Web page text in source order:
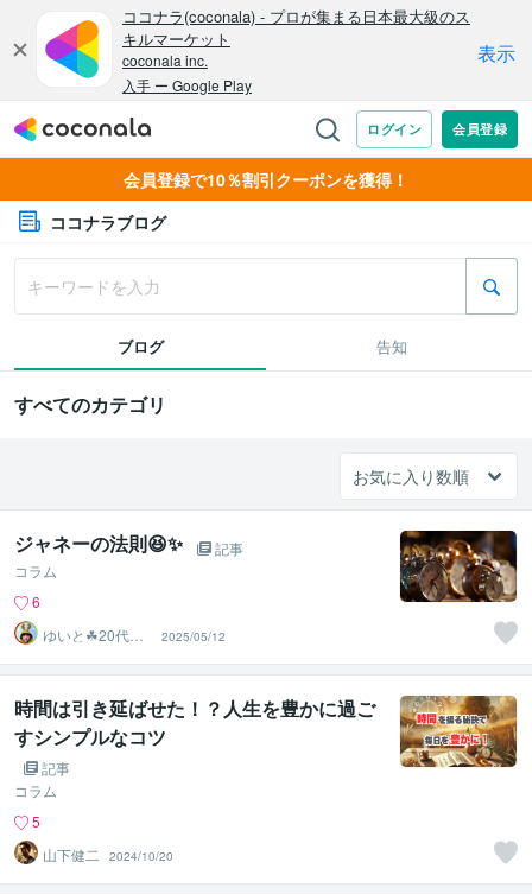
会員登録で10％割引クーポンを獲得！
ココナラブログ
ブログ 告知
すべてのカテゴリ
ジャネーの法則😆✨
記事
コラム
6
ゆいと☘20代✨
あなたの心の拠
り所✨☘️
2025/05/12
時間は引き延ばせた！？人生を豊かに過ご
すシンプルなコツ
記事
コラム
5
山下健二
2024/10/20